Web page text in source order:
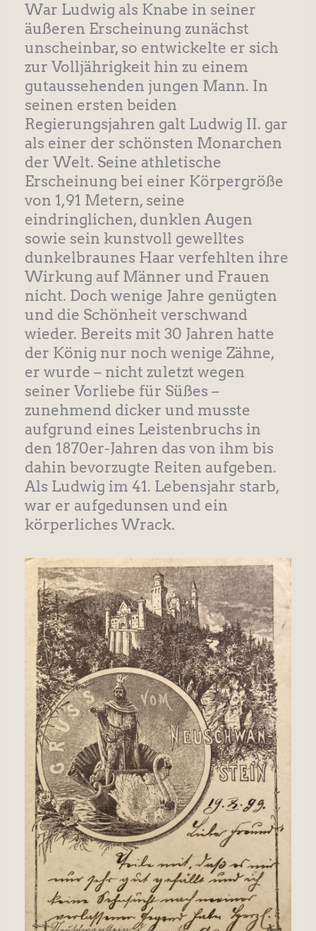
War Ludwig als Knabe in seiner
äußeren Erscheinung zunächst
unscheinbar, so entwickelte er sich
zur Volljährigkeit hin zu einem
gutaussehenden jungen Mann. In
seinen ersten beiden
Regierungsjahren galt Ludwig II. gar
als einer der schönsten Monarchen
der Welt. Seine athletische
Erscheinung bei einer Körpergröße
von 1,91 Metern, seine
eindringlichen, dunklen Augen
sowie sein kunstvoll gewelltes
dunkelbraunes Haar verfehlten ihre
Wirkung auf Männer und Frauen
nicht. Doch wenige Jahre genügten
und die Schönheit verschwand
wieder. Bereits mit 30 Jahren hatte
der König nur noch wenige Zähne,
er wurde – nicht zuletzt wegen
seiner Vorliebe für Süßes –
zunehmend dicker und musste
aufgrund eines Leistenbruchs in
den 1870er-Jahren das von ihm bis
dahin bevorzugte Reiten aufgeben.
Als Ludwig im 41. Lebensjahr starb,
war er aufgedunsen und ein
körperliches Wrack.